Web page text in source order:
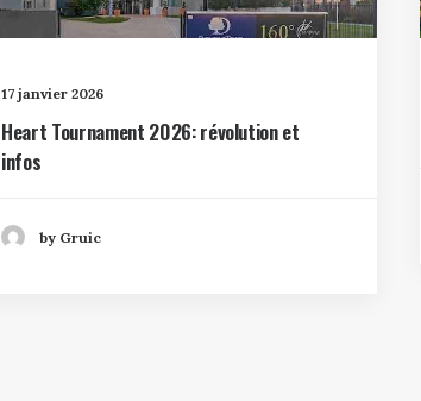
17 janvier 2026
Heart Tournament 2026: révolution et
infos
by Gruic